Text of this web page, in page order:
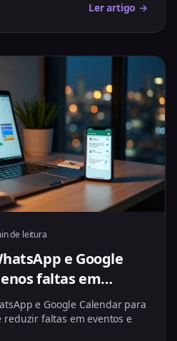
Ler artigo →
de leitura
e Google
faltas em
e Google Calendar para
faltas em eventos e